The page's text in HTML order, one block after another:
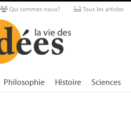
Qui sommes-nous? Tous les articles
Philosophie Histoire Sciences